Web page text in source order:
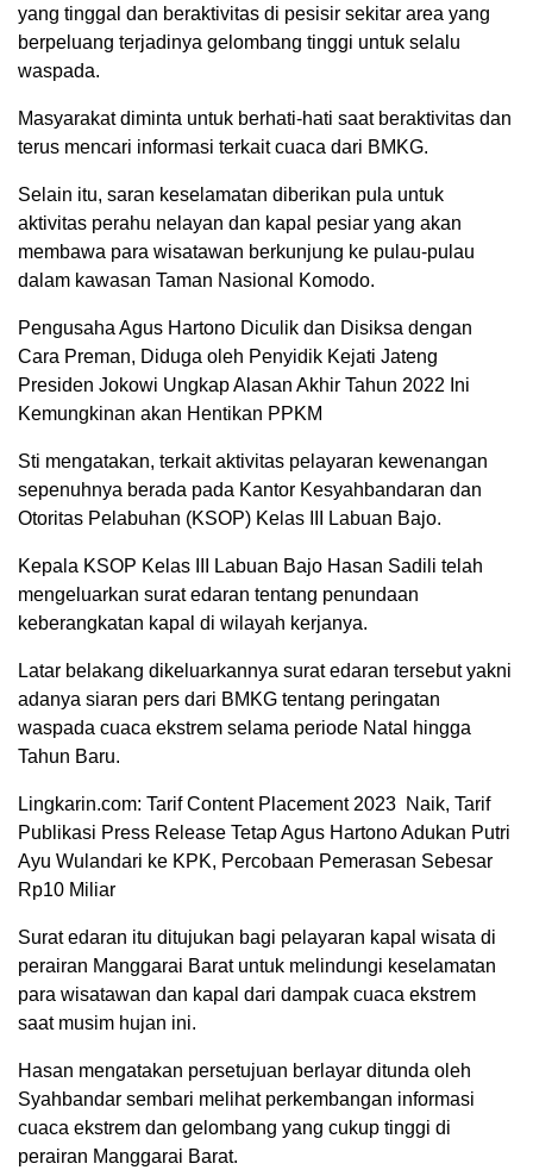
yang tinggal dan beraktivitas di pesisir sekitar area yang
berpeluang terjadinya gelombang tinggi untuk selalu
waspada.
Masyarakat diminta untuk berhati-hati saat beraktivitas dan
terus mencari informasi terkait cuaca dari BMKG.
Selain itu, saran keselamatan diberikan pula untuk
aktivitas perahu nelayan dan kapal pesiar yang akan
membawa para wisatawan berkunjung ke pulau-pulau
dalam kawasan Taman Nasional Komodo.
Pengusaha Agus Hartono Diculik dan Disiksa dengan
Cara Preman, Diduga oleh Penyidik Kejati Jateng
Presiden Jokowi Ungkap Alasan Akhir Tahun 2022 Ini
Kemungkinan akan Hentikan PPKM
Sti mengatakan, terkait aktivitas pelayaran kewenangan
sepenuhnya berada pada Kantor Kesyahbandaran dan
Otoritas Pelabuhan (KSOP) Kelas III Labuan Bajo.
Kepala KSOP Kelas III Labuan Bajo Hasan Sadili telah
mengeluarkan surat edaran tentang penundaan
keberangkatan kapal di wilayah kerjanya.
Latar belakang dikeluarkannya surat edaran tersebut yakni
adanya siaran pers dari BMKG tentang peringatan
waspada cuaca ekstrem selama periode Natal hingga
Tahun Baru.
Lingkarin.com: Tarif Content Placement 2023 Naik, Tarif
Publikasi Press Release Tetap Agus Hartono Adukan Putri
Ayu Wulandari ke KPK, Percobaan Pemerasan Sebesar
Rp10 Miliar
Surat edaran itu ditujukan bagi pelayaran kapal wisata di
perairan Manggarai Barat untuk melindungi keselamatan
para wisatawan dan kapal dari dampak cuaca ekstrem
saat musim hujan ini.
Hasan mengatakan persetujuan berlayar ditunda oleh
Syahbandar sembari melihat perkembangan informasi
cuaca ekstrem dan gelombang yang cukup tinggi di
perairan Manggarai Barat.